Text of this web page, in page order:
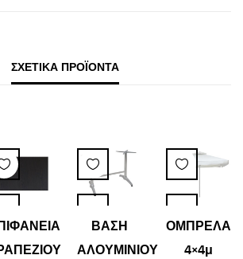
ΣΧΕΤΙΚΆ ΠΡΟΪΌΝΤΑ
ΒΑΣΗ
ΑΛΟΥΜΙΝΙΟΥ
ΟΜΠΡΕΛΑ
4×4μ